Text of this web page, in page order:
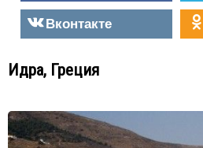
Вконтакте
Идра, Греция